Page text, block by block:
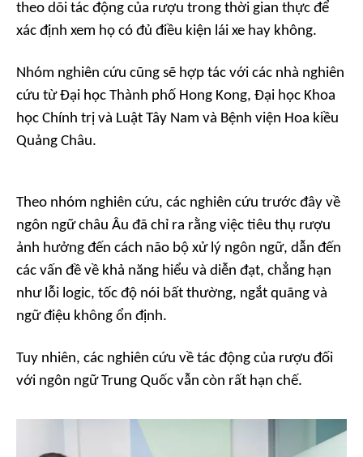
theo dõi tác động của rượu trong thời gian thực để
xác định xem họ có đủ điều kiện lái xe hay không.
Nhóm nghiên cứu cũng sẽ hợp tác với các nhà nghiên
cứu từ Đại học Thành phố Hong Kong, Đại học Khoa
học Chính trị và Luật Tây Nam và Bệnh viện Hoa kiều
Quảng Châu.
Theo nhóm nghiên cứu, các nghiên cứu trước đây về
ngôn ngữ châu Âu đã chỉ ra rằng việc tiêu thụ rượu
ảnh hưởng đến cách não bộ xử lý ngôn ngữ, dẫn đến
các vấn đề về khả năng hiểu và diễn đạt, chẳng hạn
như lỗi logic, tốc độ nói bất thường, ngắt quãng và
ngữ điệu không ổn định.
Tuy nhiên, các nghiên cứu về tác động của rượu đối
với ngôn ngữ Trung Quốc vẫn còn rất hạn chế.